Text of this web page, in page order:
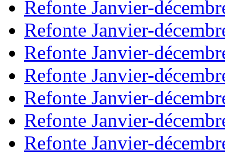
Refonte Janvier-
Refonte Janvier-
Refonte Janvier-
Refonte Janvier-
Refonte Janvier-
Refonte Janvier-
Refonte Janvier-